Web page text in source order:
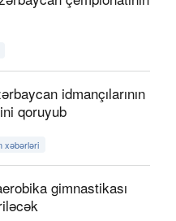
idmançılarının
qoruyub
xəbərləri
gimnastikası